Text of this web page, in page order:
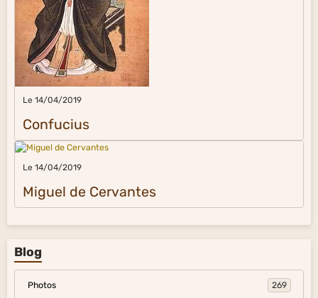
Le 14/04/2019
Confucius
Le 14/04/2019
Miguel de Cervantes
Blog
Photos 269